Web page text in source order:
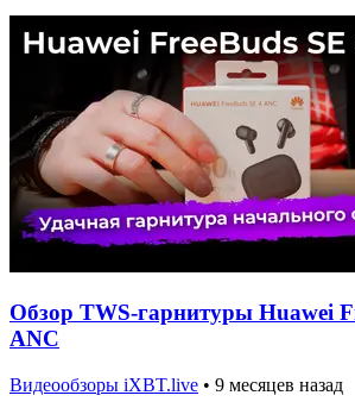
Обзор TWS-гарнитуры Huawei
ANC
Видеообзоры iXBT.live • 9 месяцев назад